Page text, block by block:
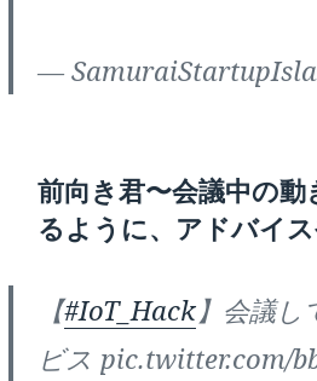
—
前向き君〜会議中の
るように、アドバイ
【#IoT_Hack】会議
ビス pic.twitter.com/